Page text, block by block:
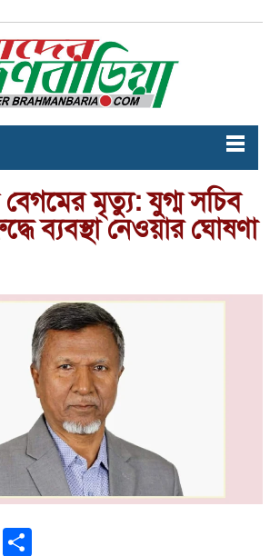
মৃত্যু: যুগ্ম সচিব
ব্যবস্থা নেওয়ার ঘোষণা
Email